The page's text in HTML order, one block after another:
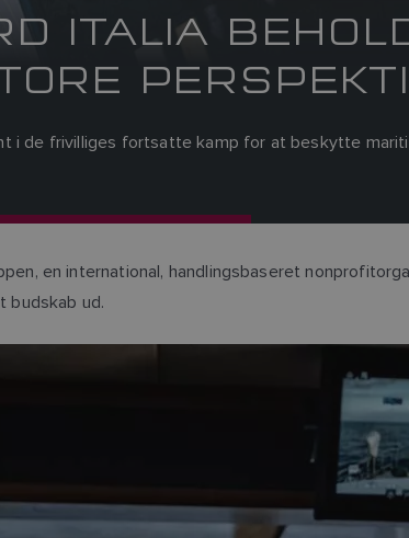
ITALIA
i de frivilliges fortsatte kamp for at beskytte
en international, handlingsbaseret
budskab ud.